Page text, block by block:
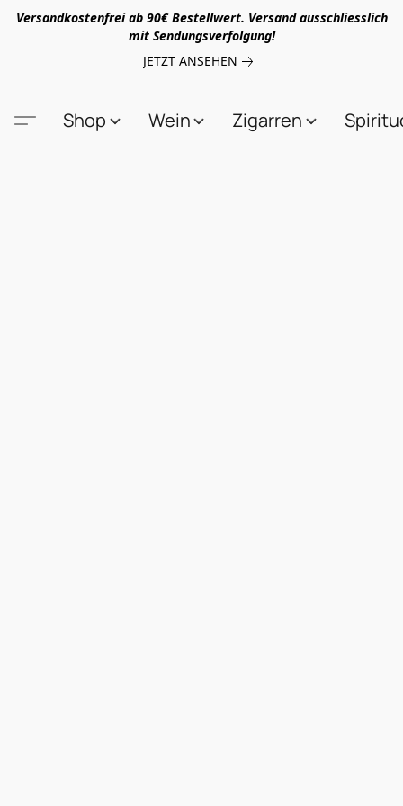
Versandkostenfrei ab 90€ Bestellwert. Versand ausschliesslich
mit Sendungsverfolgung!
JETZT ANSEHEN
Shop Wein Zigarren